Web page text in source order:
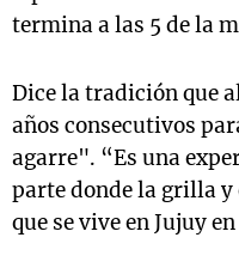
termina a las 5 de la
Dice la tradición que
años consecutivos
agarre". “Es una
parte donde la grilla y
que se vive en Jujuy